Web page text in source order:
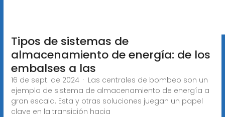
Tipos de sistemas de
almacenamiento de energía: de los
embalses a las
16 de sept. de 2024 · Las centrales de bombeo son un
ejemplo de sistema de almacenamiento de energía a
gran escala. Esta y otras soluciones juegan un papel
clave en la transición hacia